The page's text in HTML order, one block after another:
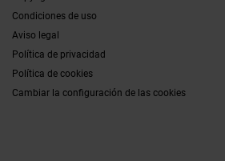
Condiciones de uso
Aviso legal
Política de privacidad
Política de cookies
Cambiar la configuración de las cookies